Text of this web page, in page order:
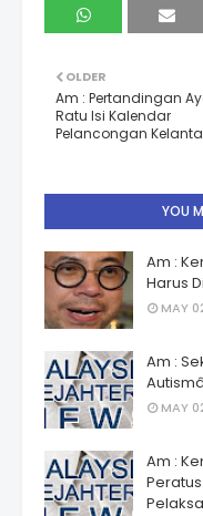
OLDER
Am : Pertandingan
Ratu Isi Kalendar
Pelancongan
YOU
Am :
Harus
MAY
Am :
MAY
Am :